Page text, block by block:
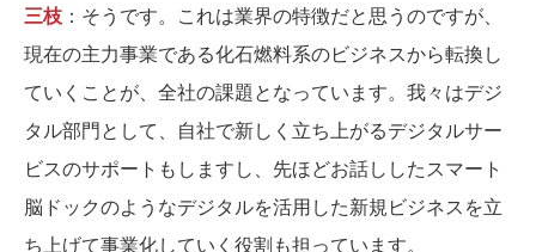
三枝 ：そうです。これは業界の特徴だと思うのですが、
現在の主力事業である化石燃料系のビジネスから転換し
ていくことが、全社の課題となっています。我々はデジ
タル部門として、自社で新しく立ち上がるデジタルサー
ビスのサポートもしますし、先ほどお話ししたスマート
脳ドックのようなデジタルを活用した新規ビジネスを立
ち上げて事業化していく役割も担っています。